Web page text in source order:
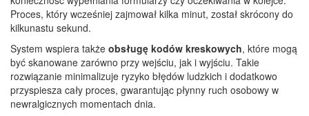
Proces, który wcześniej zajmował kilka minut, został skrócony do
kilkunastu sekund.
System wspiera także obsługę kodów kreskowych, które mogą
być skanowane zarówno przy wejściu, jak i wyjściu. Takie
rozwiązanie minimalizuje ryzyko błędów ludzkich i dodatkowo
przyspiesza cały proces, gwarantując płynny ruch osobowy w
newralgicznych momentach dnia.